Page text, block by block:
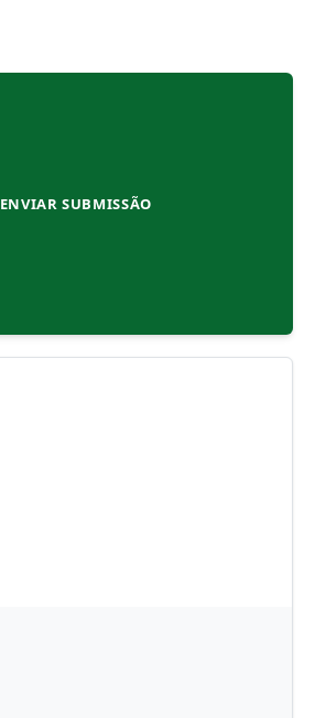
ENVIAR SUBMISSÃO